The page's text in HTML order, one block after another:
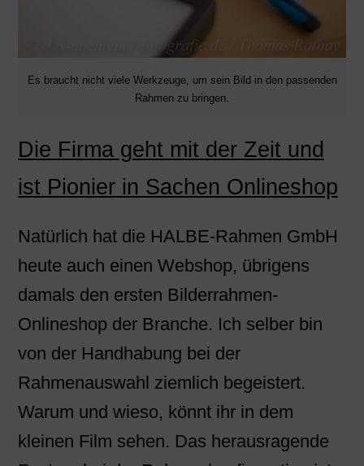
Es braucht nicht viele Werkzeuge, um sein Bild in den passenden
Rahmen zu bringen.
Die Firma geht mit der Zeit und
ist Pionier in Sachen Onlineshop
Natürlich hat die HALBE-Rahmen GmbH
heute auch einen Webshop, übrigens
damals den ersten Bilderrahmen-
Onlineshop der Branche. Ich selber bin
von der Handhabung bei der
Rahmenauswahl ziemlich begeistert.
Warum und wieso, könnt ihr in dem
kleinen Film sehen. Das herausragende